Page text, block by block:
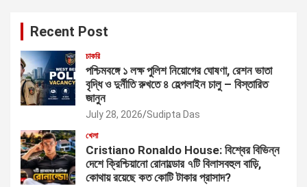
Recent Post
চাকরি
পশ্চিমবঙ্গে ১ লক্ষ পুলিশ নিয়োগের ঘোষণা, রেশন ভাতা
বৃদ্ধি ও দুর্নীতি রুখতে ৪ হেল্পলাইন চালু – বিস্তারিত
জানুন
July 28, 2026 Sudipta Das
খেলা
Cristiano Ronaldo House: বিশ্বের বিভিন্ন
দেশে ক্রিশ্চিয়ানো রোনাল্ডোর ৭টি বিলাসবহুল বাড়ি,
কোথায় রয়েছে কত কোটি টাকার প্রাসাদ?